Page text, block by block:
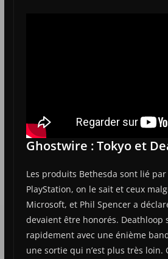
Ghostwire : Tokyo et
Les produits Bethesda sont lié
PlayStation, on le sait et ceux
Microsoft, et Phil Spencer a
devaient être honorés. Deathloop
rapidement avec une énième
une sortie qui n’est plus très loin.